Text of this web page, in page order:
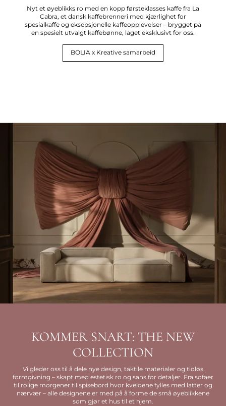
Nyt et øyeblikks ro med en kopp førsteklasses kaffe fra La
Cabra, et dansk kaffebrenneri med kjærlighet for
spesialkaffe og eksepsjonelle kaffeopplevelser – brygget på
en spesielt utvalgt kaffebønne, laget eksklusivt for oss.
BOLIA x Kreative samarbeid
KOMMER SNART: THE NEW
COLLECTION
Vi gleder oss til å dele nye design, taktile materialer og tidløs
formgivning – skapt med estetisk ro og sans for detaljer. Fra sofaer
til rolige morgener til spisebord hvor kveldene fylles med latter og
nærvær – alle designene er med på å forme de små øyeblikkene
som gjør et hus til et hjem.